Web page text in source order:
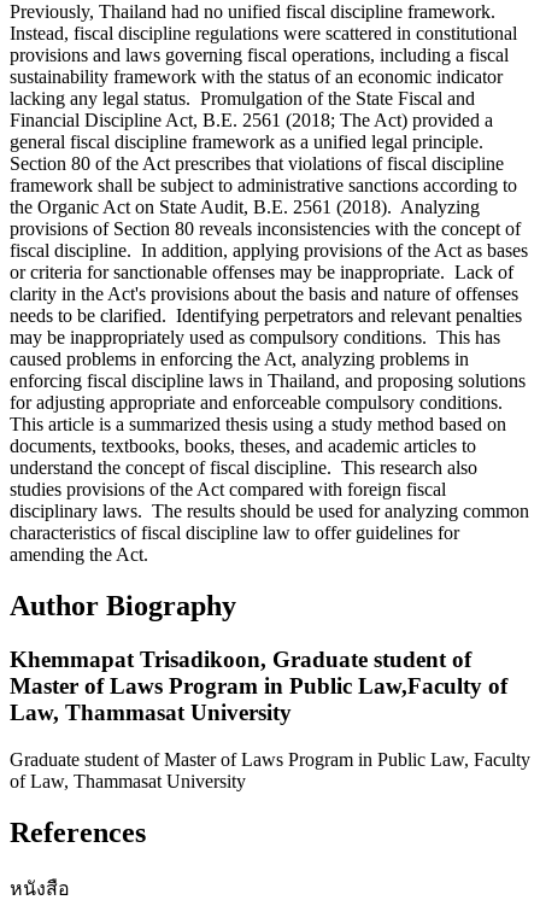
Previously, Thailand had no unified fiscal discipline framework.
Instead, fiscal discipline regulations were scattered in constitutional
provisions and laws governing fiscal operations, including a fiscal
sustainability framework with the status of an economic indicator
lacking any legal status. Promulgation of the State Fiscal and
Financial Discipline Act, B.E. 2561 (2018; The Act) provided a
general fiscal discipline framework as a unified legal principle.
Section 80 of the Act prescribes that violations of fiscal discipline
framework shall be subject to administrative sanctions according to
the Organic Act on State Audit, B.E. 2561 (2018). Analyzing
provisions of Section 80 reveals inconsistencies with the concept of
fiscal discipline. In addition, applying provisions of the Act as bases
or criteria for sanctionable offenses may be inappropriate. Lack of
clarity in the Act's provisions about the basis and nature of offenses
needs to be clarified. Identifying perpetrators and relevant penalties
may be inappropriately used as compulsory conditions. This has
caused problems in enforcing the Act, analyzing problems in
enforcing fiscal discipline laws in Thailand, and proposing solutions
for adjusting appropriate and enforceable compulsory conditions.
This article is a summarized thesis using a study method based on
documents, textbooks, books, theses, and academic articles to
understand the concept of fiscal discipline. This research also
studies provisions of the Act compared with foreign fiscal
disciplinary laws. The results should be used for analyzing common
characteristics of fiscal discipline law to offer guidelines for
amending the Act.
Author Biography
Khemmapat Trisadikoon, Graduate student of
Master of Laws Program in Public Law,Faculty of
Law, Thammasat University
Graduate student of Master of Laws Program in Public Law, Faculty
of Law, Thammasat University
References
หนังสือ